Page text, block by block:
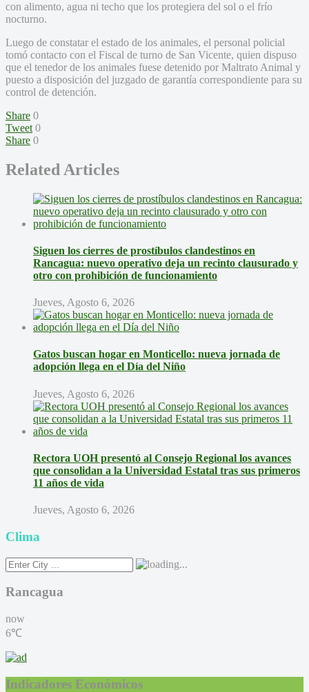
con alimento, agua ni techo que los protegiera del sol o el frío
nocturno.
Luego de constatar el estado de los animales, el personal policial
tomó contacto con el Fiscal de turno de San Vicente, quien dispuso
que el tenedor de los animales fuese detenido por Maltrato Animal y
puesto a disposición del juzgado de garantía correspondiente para su
control de detención.
Share 0
Tweet 0
Share 0
Related Articles
Siguen los cierres de prostíbulos clandestinos en
Rancagua: nuevo operativo deja un recinto clausurado y
otro con prohibición de funcionamiento
Jueves, Agosto 6, 2026
Gatos buscan hogar en Monticello: nueva jornada de
adopción llega en el Día del Niño
Jueves, Agosto 6, 2026
Rectora UOH presentó al Consejo Regional los avances
que consolidan a la Universidad Estatal tras sus primeros
11 años de vida
Jueves, Agosto 6, 2026
Clima
Rancagua
now
6℃
Indicadores Económicos